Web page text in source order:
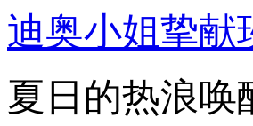
迪奥小姐挚献
夏日的热浪唤